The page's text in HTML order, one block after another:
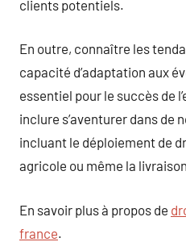
clients potentiels.
En outre, connaître les
capacité d’adaptation aux
essentiel pour le succès de
inclure s’aventurer dans de
incluant le déploiement de
agricole ou même la
En savoir plus à propos de
france.